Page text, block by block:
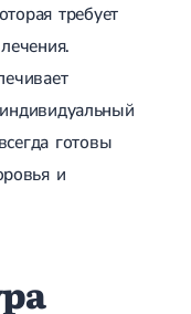
требует
готовы
и